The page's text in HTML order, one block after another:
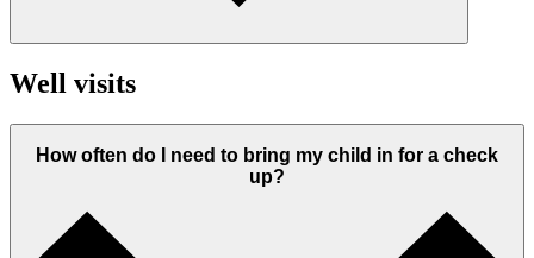
Well visits
How often do I need to bring my child in for a check
up?